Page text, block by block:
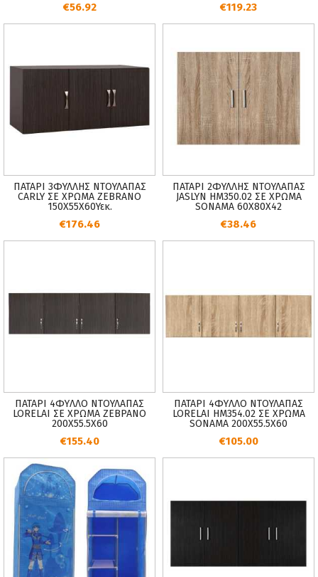
€56.92 €119.23
ΠΑΤΑΡΙ 3ΦΥΛΛΗΣ ΝΤΟΥΛΑΠΑΣ
CARLY ΣΕ ΧΡΩΜΑ ZEBRANO
150X55X60Υεκ.
€176.46
ΠΑΤΑΡΙ 2ΦΥΛΛΗΣ ΝΤΟΥΛΑΠΑΣ
JASLYN HM350.02 ΣΕ ΧΡΩΜΑ
SONAMA 60Χ80Χ42
€38.46
ΠΑΤΑΡΙ 4ΦYΛΛO ΝΤΟΥΛΑΠΑΣ
LORELAI ΣΕ ΧΡΩΜΑ ΖΕΒΡΑΝΟ
200Χ55.5Χ60
€155.40
ΠΑΤΑΡΙ 4ΦYΛΛO ΝΤΟΥΛΑΠΑΣ
LORELAI HM354.02 ΣΕ ΧΡΩΜΑ
SONAMA 200Χ55.5Χ60
€105.00